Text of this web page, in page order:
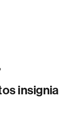
insignia